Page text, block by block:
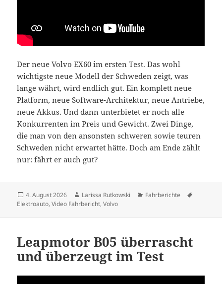
Der neue Volvo EX60 im ersten Test. Das wohl
wichtigste neue Modell der Schweden zeigt, was
lange währt, wird endlich gut. Ein komplett neue
Platform, neue Software-Architektur, neue Antriebe,
neue Akkus. Und dann unterbietet er noch alle
Konkurrenten im Preis und Gewicht. Zwei Dinge,
die man von den ansonsten schweren sowie teuren
Schweden nicht erwartet hätte. Doch am Ende zählt
nur: fährt er auch gut?
Veröffentlicht
am
4. August 2026 Autor
Larissa Rutkowski Kategorien
Fahrberichte
Elektroauto,Video Fahrbericht,Volvo
Leapmotor B05 überrascht
und überzeugt im Test